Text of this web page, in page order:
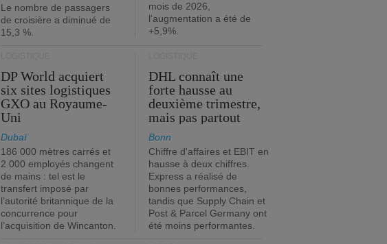
Le nombre de passagers
de croisière a diminué de
15,3 %.
mois de 2026,
l'augmentation a été de
+5,9%.
DP World acquiert
six sites logistiques
GXO au Royaume-
Uni
Dubaï
186 000 mètres carrés et
2 000 employés changent
de mains : tel est le
transfert imposé par
l’autorité britannique de la
concurrence pour
l’acquisition de Wincanton.
DHL connaît une
forte hausse au
deuxième trimestre,
mais pas partout
Bonn
Chiffre d'affaires et EBIT en
hausse à deux chiffres.
Express a réalisé de
bonnes performances,
tandis que Supply Chain et
Post & Parcel Germany ont
été moins performantes.